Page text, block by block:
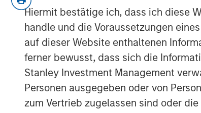
Hiermit bestätige ich, dass ich diese
handle und die Voraussetzungen eines
auf dieser Website enthaltenen
ferner bewusst, dass sich die
Stanley Investment Management
Personen ausgegeben oder von
zum Vertrieb zugelassen sind oder
managed by Morgan Stanley
senior debt financing
(Bridgepointe or the
enablement services
alongside the creation of a
alongside an equity
Capital Partners and